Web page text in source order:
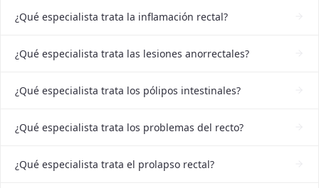
¿Qué especialista trata la inflamación rectal?
¿Qué especialista trata las lesiones anorrectales?
¿Qué especialista trata los pólipos intestinales?
¿Qué especialista trata los problemas del recto?
¿Qué especialista trata el prolapso rectal?